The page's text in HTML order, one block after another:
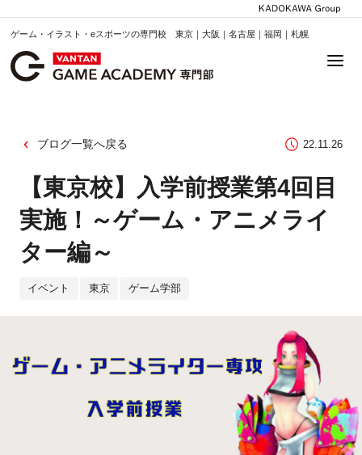
ゲーム・イラスト・eスポーツの専門校 東京｜大阪｜名古屋｜福岡｜札幌
ブログ一覧へ戻る 22.11.26
【東京校】入学前授業第4回目
実施！～ゲーム・アニメライ
ター編～
イベント 東京 ゲーム学部